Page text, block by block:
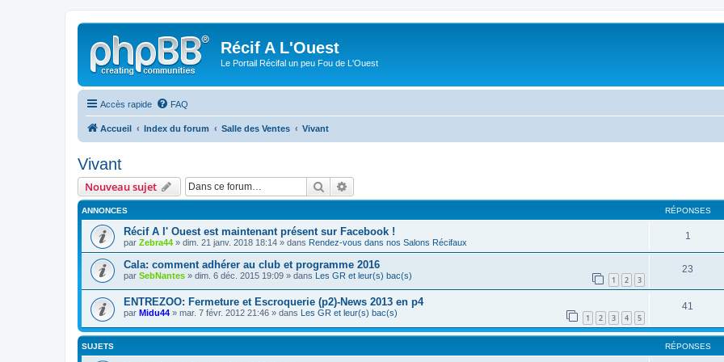
Récif A L'Ouest
Le Portail Récifal un peu Fou de L'Ouest
Accès rapide FAQ
Accueil Index du forum Salle des Ventes Vivant
Vivant
Nouveau sujet Rechercher
ANNONCES RÉPONSES
Récif A l' Ouest est maintenant présent sur Facebook !
par Zebra44 » dim. 21 janv. 2018 18:14 » dans Rendez-vous dans nos Salons Récifaux
1
Cala: comment adhérer au club et programme 2016
par SebNantes » dim. 6 déc. 2015 19:09 » dans Les GR et leur(s) bac(s) 1 2 3
23
ENTREZOO: Fermeture et Escroquerie (p2)-News 2013 en p4
par Midu44 » mar. 7 févr. 2012 21:46 » dans Les GR et leur(s) bac(s) 1 2 3 4 5
41
SUJETS RÉPONSES